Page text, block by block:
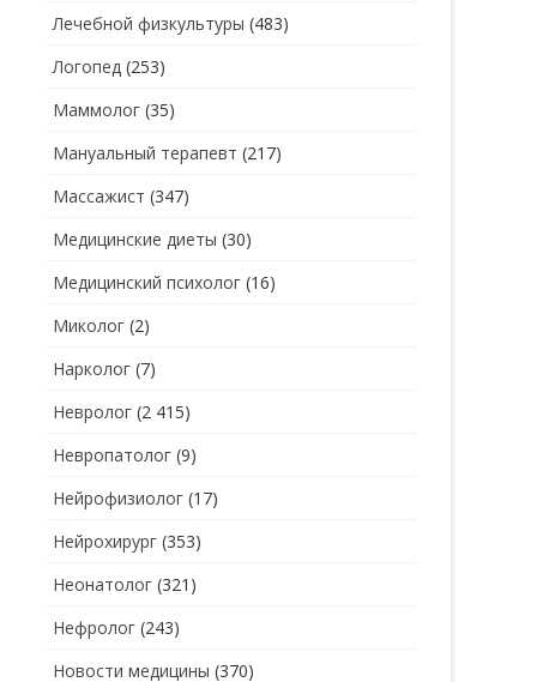
Лечебной физкультуры (483)
Логопед (253)
Маммолог (35)
Мануальный терапевт (217)
Массажист (347)
Медицинские диеты (30)
Медицинский психолог (16)
Миколог (2)
Нарколог (7)
Невролог (2 415)
Невропатолог (9)
Нейрофизиолог (17)
Нейрохирург (353)
Неонатолог (321)
Нефролог (243)
Новости медицины (370)